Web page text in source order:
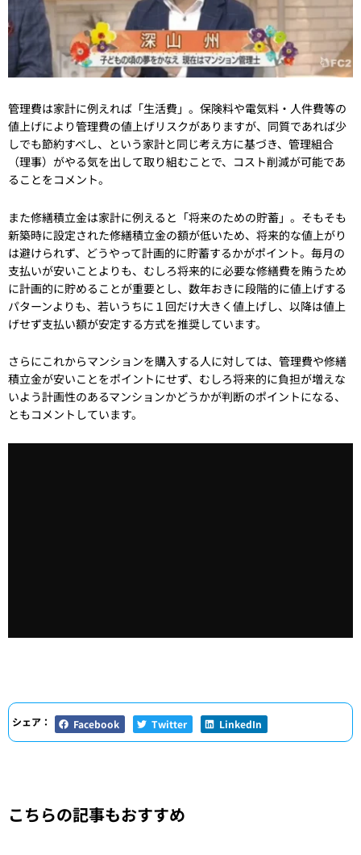
管理費は家計に例えれば「生活費」。保険料や電気料・人件費等の
値上げにより管理費の値上げリスクがありますが、同質であれば少
しでも節約すべし、という家計と同じ考え方に基づき、管理組合
（理事）がやる気を出して取り組むことで、コスト削減が可能であ
ることをコメント。
また修繕積立金は家計に例えると「将来のための貯蓄」。そもそも
新築時に設定された修繕積立金の額が低いため、将来的な値上がり
は避けられず、どうやって計画的に貯蓄するかがポイント。毎月の
支払いが安いことよりも、むしろ将来的に必要な修繕費を賄うため
に計画的に貯めることが重要とし、数年おきに段階的に値上げする
パターンよりも、若いうちに１回だけ大きく値上げし、以降は値上
げせず支払い額が安定する方式を推奨しています。
さらにこれからマンションを購入する人に対しては、管理費や修繕
積立金が安いことをポイントにせず、むしろ将来的に負担が増えな
いよう計画性のあるマンションかどうかが判断のポイントになる、
ともコメントしています。
シェア： Facebook Twitter LinkedIn
こちらの記事もおすすめ